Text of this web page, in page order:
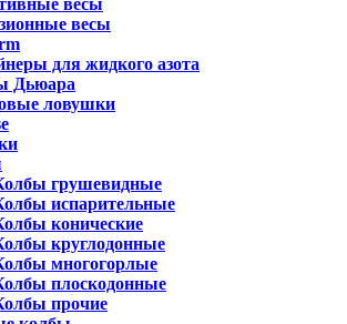
весы
весы
для жидкого азота
Дьюара
ловушки
грушевидные
испарительные
конические
круглодонные
многогорлые
плоскодонные
прочие